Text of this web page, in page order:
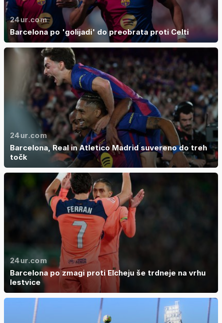
24ur.com
Barcelona po 'golijadi' do preobrata proti Celti
24ur.com
Barcelona, Real in Atletico Madrid suvereno do treh
točk
24ur.com
Barcelona po zmagi proti Elcheju še trdneje na vrhu
lestvice